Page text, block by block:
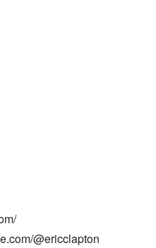
@ericclapton